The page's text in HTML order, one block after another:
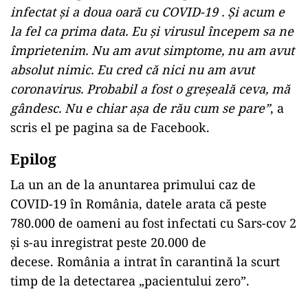
răceală care se tratează”, a mai spus primul
român diagnosticat cu COVID-19, potrivit B1 TV.
Pacientul zero s-a infectat de două ori
Între timp, tânărul s-a infectat a doua oară și nu
a avut nici la fel de simptom, la fel ca prima
oară. Testul s-a pozitivat din nou la sfârșitul
Revelionul în izolare.
”Carantina part. 2! Am reușit performanța sa fiu
infectat și a doua oară cu COVID-19 . Și acum e
la fel ca prima data. Eu și virusul începem sa ne
împrietenim. Nu am avut simptome, nu am avut
absolut nimic. Eu cred că nici nu am avut
coronavirus. Probabil a fost o greșeală ceva, mă